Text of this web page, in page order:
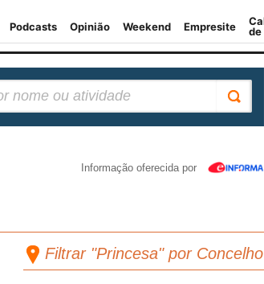
Informação oferecida por
Filtrar "Princesa" por Concelho